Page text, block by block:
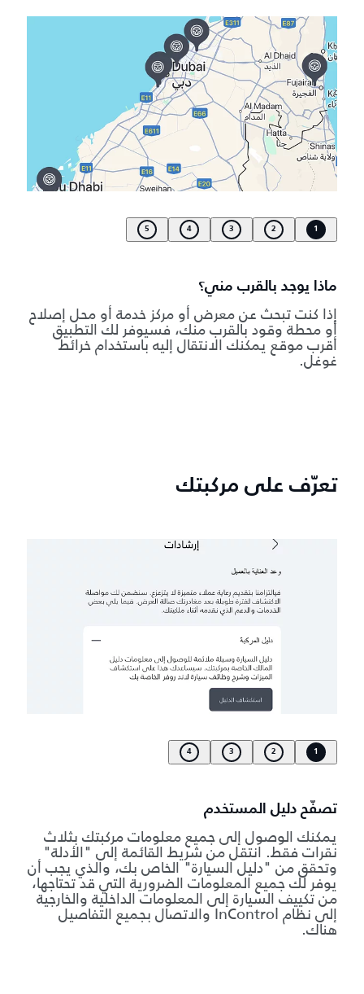
1
2
3
4
5
ماذا يوجد بالقرب مني؟
إذا كنت تبحث عن معرض أو مركز خدمة أو محل إصلاح
أو محطة وقود بالقرب منك، فسيوفر لك التطبيق
أقرب موقع يمكنك الانتقال إليه باستخدام خرائط
غوغل.
تعرّف على مركبتك
1
2
3
4
تصفّح دليل المستخدم
يمكنك الوصول إلى جميع معلومات مركبتك بثلاث
نقرات فقط. انتقل من شريط القائمة إلى "الأدلة"
وتحقق من "دليل السيارة" الخاص بك، والذي يجب أن
يوفر لك جميع المعلومات الضرورية التي قد تحتاجها،
من تكييف السيارة إلى المعلومات الداخلية والخارجية
إلى نظام InControl والاتصال بجميع التفاصيل
هناك.